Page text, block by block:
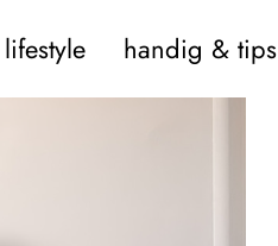
lifestyle handig & tips